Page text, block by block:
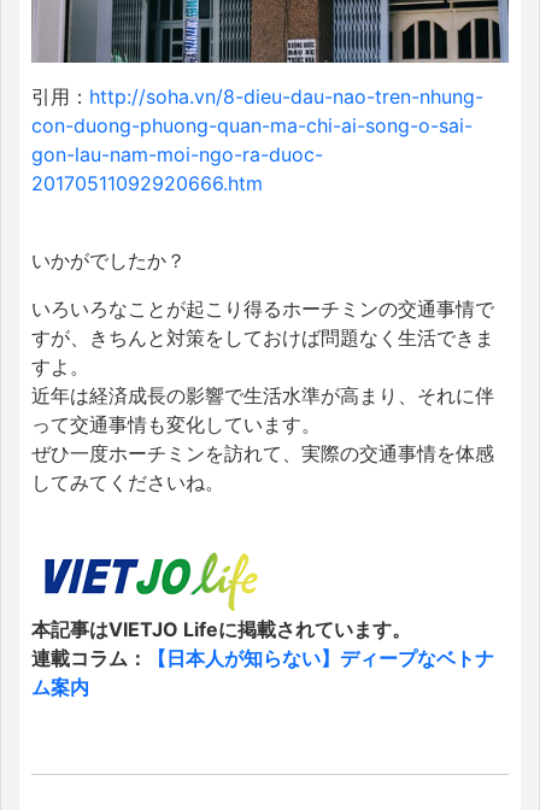
引用： http://soha.vn/8-dieu-dau-nao-tren-nhung-
con-duong-phuong-quan-ma-chi-ai-song-o-sai-
gon-lau-nam-moi-ngo-ra-duoc-
20170511092920666.htm
いかがでしたか？
いろいろなことが起こり得るホーチミンの交通事情で
すが、きちんと対策をしておけば問題なく生活できま
すよ。
近年は経済成長の影響で生活水準が高まり、それに伴
って交通事情も変化しています。
ぜひ一度ホーチミンを訪れて、実際の交通事情を体感
してみてくださいね。
本記事はVIETJO Lifeに掲載されています。
連載コラム：
【日本人が知らない】ディープなベトナ
ム案内